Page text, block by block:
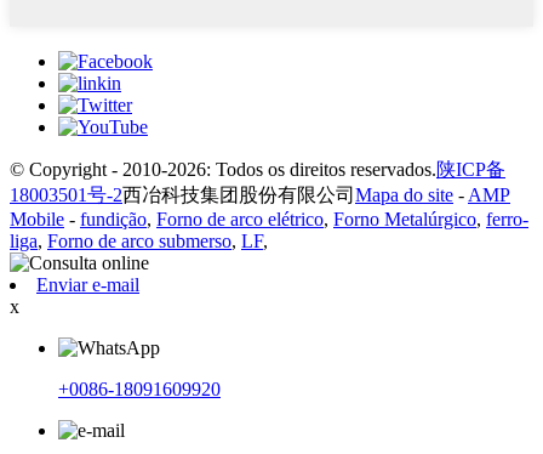
© Copyright - 2010-2026: Todos os direitos reservados.陕ICP备
18003501号-2西冶科技集团股份有限公司 Mapa do site -AMP
Mobile - fundição, Forno de arco elétrico, Forno Metalúrgico, ferro-
liga, Forno de arco submerso, LF,
Enviar e-mail
x
+0086-18091609920